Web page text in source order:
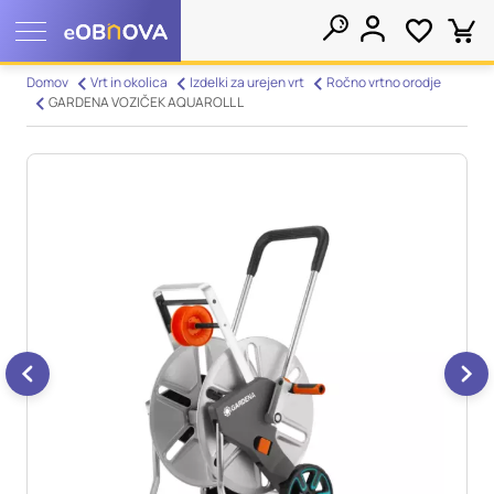
Domov Vrt in okolica Izdelki za urejen vrt
Ročno vrtno orodje
GARDENA VOZIČEK AQUAROLL L
Nastavitve piškotkov
piškotkov. Te informacije se lahko navezujejo na vas, vaše
nastavitve, vašo napravo ali pa skrbijo, da vaše spletno mesto
deluje v skladu z vašimi pričakovanji. Te informacije običajno
ne razkrivajo neposredno vaše identitete, vendar vam lahko
zagotovijo bolj prilagojeno spletno uporabniško izkušnjo.
Nekatere vrste piškotkov lahko zavrnete. Klikajte različna
imena kategorij, da si ogledate več informacij in spremenite
privzete nastavitve. Blokiranje določenih vrst piškotkov vpliva
na vašo uporabo tega spletnega mesta in naše storitve.
Obvezni piškotki